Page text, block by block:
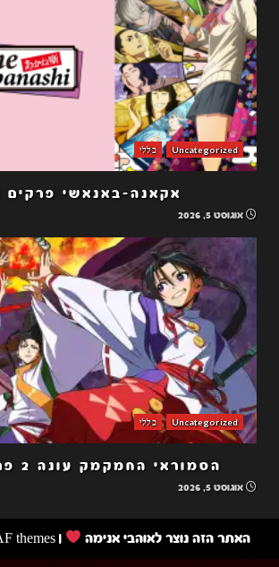
Uncategorized כללי
אקאנה-באנאשי פרקים 6-1
אוגוסט 5, 2026
Uncategorized כללי
הסמוראי החמקמק עונה 2 פרקים 3-1
אוגוסט 5, 2026
האתר הזה נוצר לאוהבי אנימה |
themes.